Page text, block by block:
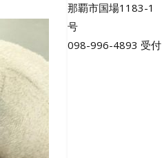
那覇市国場1183-1
号
098-996-4893 受